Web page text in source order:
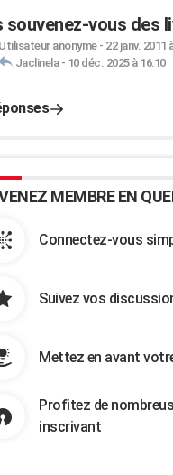
souvenez-vous des
Utilisateur anonyme- 22 janv. 2011
Jaclinela- 10 déc. 2025 à 16:10
MEMBRE EN
Connectez-vous
Suivez vos
Mettez en avant
Profitez de
inscrivant